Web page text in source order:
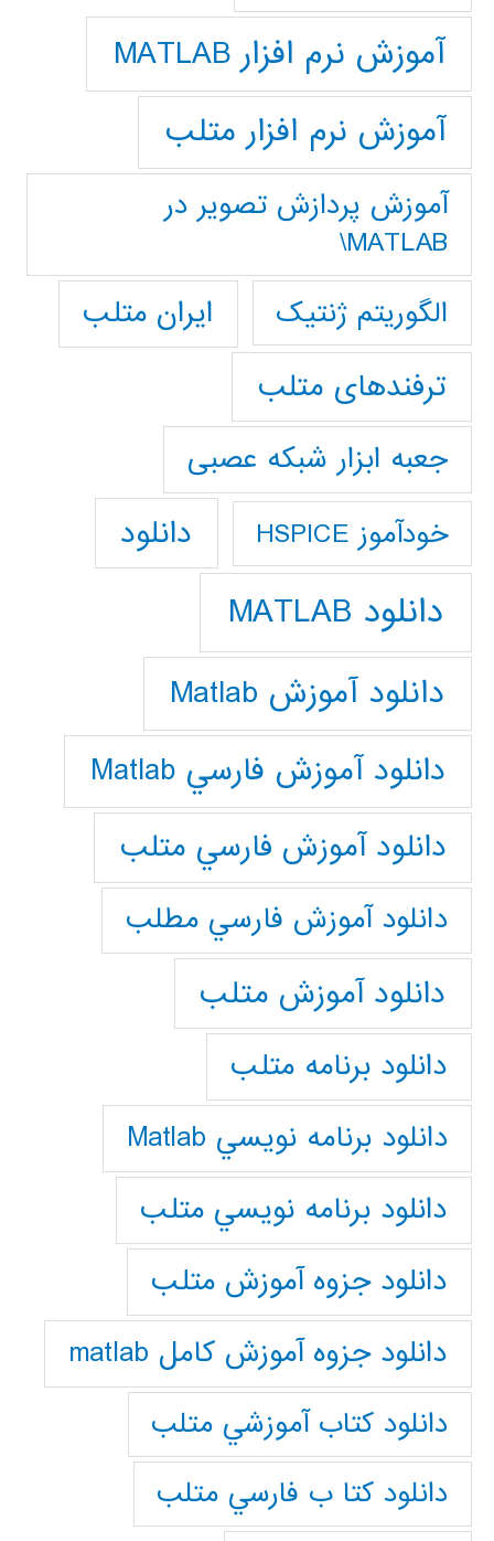
آموزش نرم افزار MATLAB
آموزش نرم افزار متلب
آموزش پردازش تصوير در
MATLAB\
الگوریتم ژنتیک
ایران متلب
ترفندهای متلب
جعبه ابزار شبکه عصبی
خودآموز HSPICE دانلود
دانلود MATLAB
دانلود آموزش Matlab
دانلود آموزش فارسي Matlab
دانلود آموزش فارسي متلب
دانلود آموزش فارسي مطلب
دانلود آموزش متلب
دانلود برنامه متلب
دانلود برنامه نويسي Matlab
دانلود برنامه نويسي متلب
دانلود جزوه آموزش متلب
دانلود جزوه آموزش کامل matlab
دانلود كتاب آموزشي متلب
دانلود كتا ب فارسي متلب